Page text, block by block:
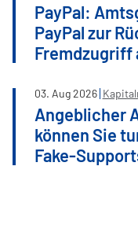
PayPal:
PayPal zur
Fremdzugriff
03. Aug2026
Angeblicher
können Sie
Fake-